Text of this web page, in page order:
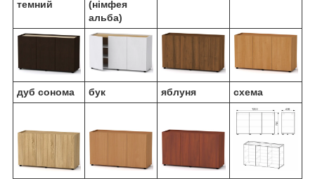
темний
(німфея
альба)
дуб сонома бук яблуня схема